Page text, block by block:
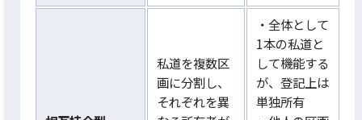
私道を複数区
画に分割し、
それぞれを異
・全体として
1本の私道と
して機能する
が、登記上は
単独所有